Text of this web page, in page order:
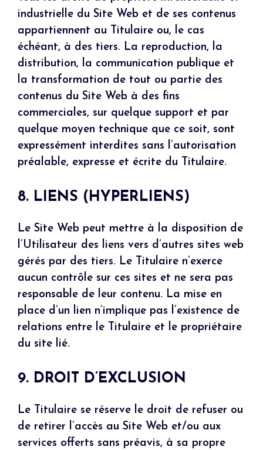
industrielle du Site Web et de ses contenus
appartiennent au Titulaire ou, le cas
échéant, à des tiers. La reproduction, la
distribution, la communication publique et
la transformation de tout ou partie des
contenus du Site Web à des fins
commerciales, sur quelque support et par
quelque moyen technique que ce soit, sont
expressément interdites sans l’autorisation
préalable, expresse et écrite du Titulaire.
8. LIENS (HYPERLIENS)
Le Site Web peut mettre à la disposition de
l’Utilisateur des liens vers d’autres sites web
gérés par des tiers. Le Titulaire n’exerce
aucun contrôle sur ces sites et ne sera pas
responsable de leur contenu. La mise en
place d’un lien n’implique pas l’existence de
relations entre le Titulaire et le propriétaire
du site lié.
9. DROIT D’EXCLUSION
Le Titulaire se réserve le droit de refuser ou
de retirer l’accès au Site Web et/ou aux
services offerts sans préavis, à sa propre